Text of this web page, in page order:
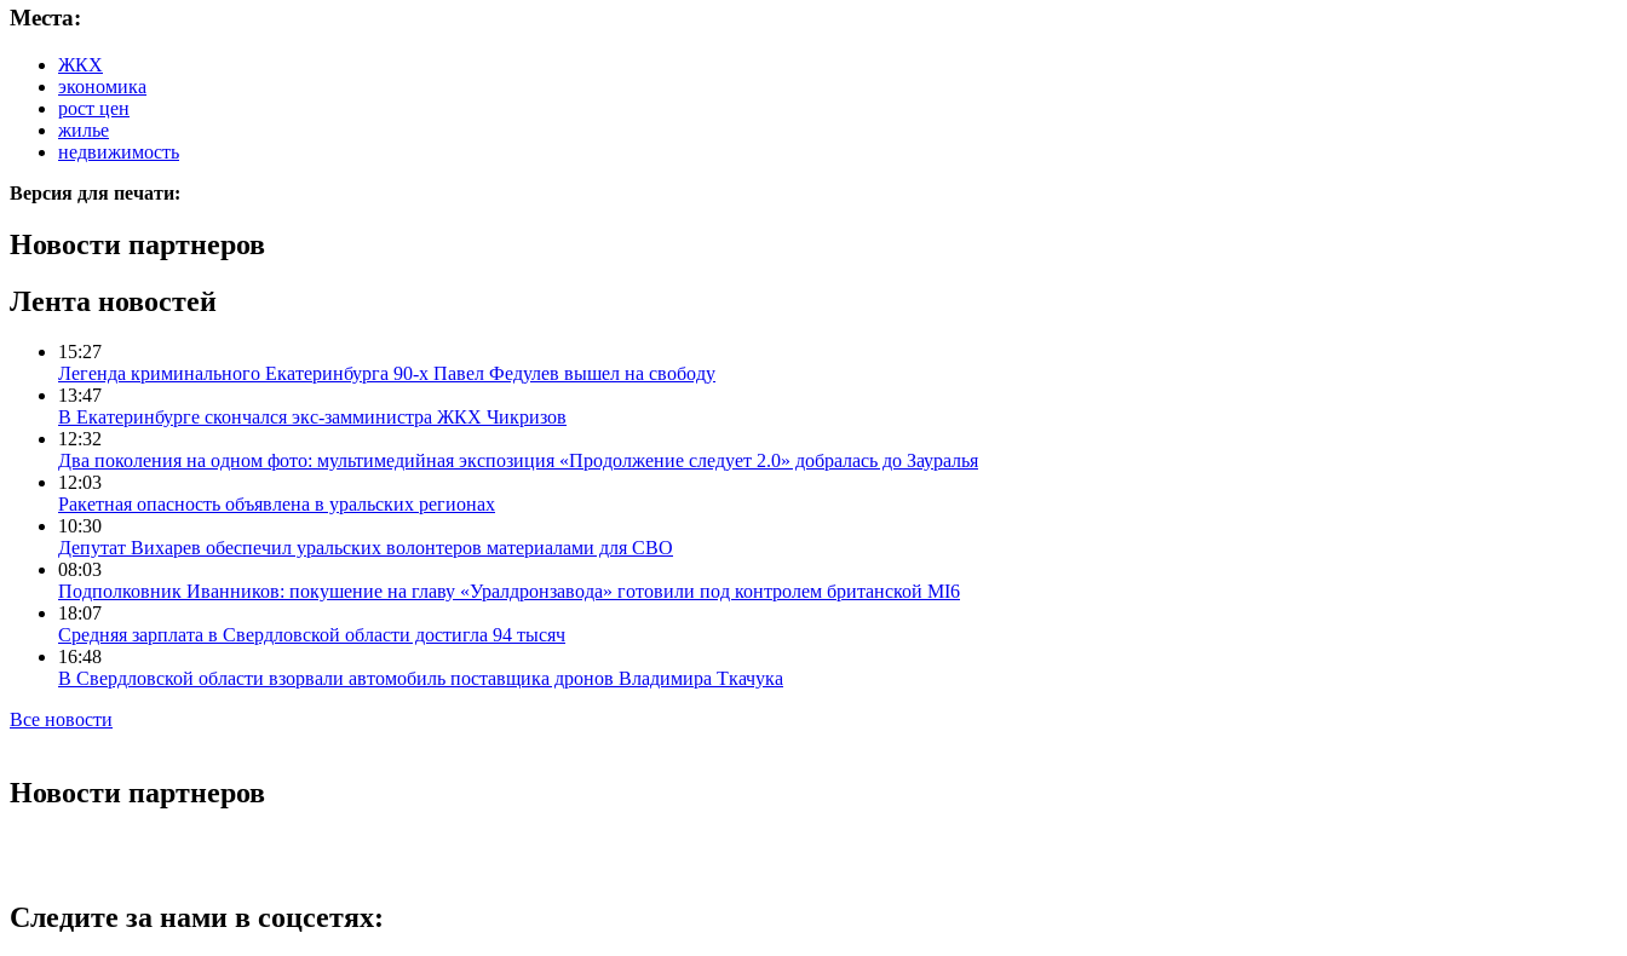
Места:
ЖКХ
экономика
рост цен
жилье
недвижимость
Версия для печати:
Новости партнеров
Лента новостей
15:27
Легенда криминального Екатеринбурга 90-х Павел Федулев вышел на свободу
13:47
В Екатеринбурге скончался экс-замминистра ЖКХ Чикризов
12:32
Два поколения на одном фото: мультимедийная экспозиция «Продолжение следует 2.0» добралась до Зауралья
12:03
Ракетная опасность объявлена в уральских регионах
10:30
Депутат Вихарев обеспечил уральских волонтеров материалами для СВО
08:03
Подполковник Иванников: покушение на главу «Уралдронзавода» готовили под контролем британской MI6
18:07
Средняя зарплата в Свердловской области достигла 94 тысяч
16:48
В Свердловской области взорвали автомобиль поставщика дронов Владимира Ткачука
Все новости
Новости партнеров
Следите за нами в соцсетях: